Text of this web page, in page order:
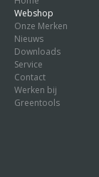
Webshop
Onze Merken
Nieuws
Downloads
Service
Contact
Werken bij
Greentools